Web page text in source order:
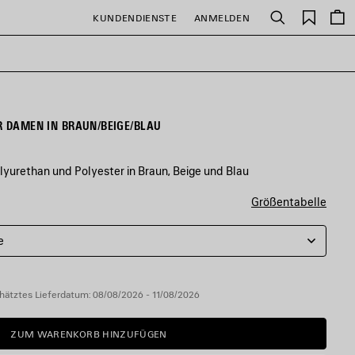
KUNDENDIENSTE ANMELDEN Suchen
Artikel
DAMEN IN BRAUN/BEIGE/BLAU
und Polyester in Braun, Beige und Blau
Größentabelle
Lieferdatum: 08/08/2026 - 11/08/2026
ZUM
WARENKORB
ZUM WARENKORB HINZUFÜGEN
BITTE
WÄHLEN